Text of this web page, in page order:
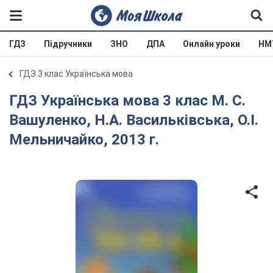
ГДЗ Підручники ЗНО ДПА Онлайн уроки
ГДЗ 3 клас Українська мова
ГДЗ Українська мова 3 клас М. С.
Вашуленко, Н.А. Васильківська, О.І.
Мельничайко, 2013 г.